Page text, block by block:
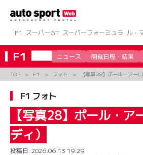
ツ
へ
ス
キ
ッ
F1 スーパーGT スーパーフォーミュラ ル・
F1 ニュース 開催日程・結果
TOP F1 フォト 【写真28】ポール・アー
F1 フォト
【写真28】ポール・ア
ディ）
投稿日: 2026.06.13 19:29